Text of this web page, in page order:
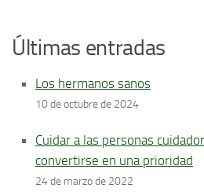
Últimas entradas
Los hermanos sanos
10 de octubre de 2024
Cuidar a las personas
convertirse en una prioridad
24 de marzo de 2022